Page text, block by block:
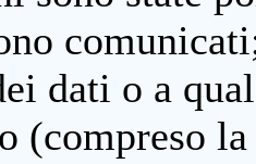
dati o a
(compreso